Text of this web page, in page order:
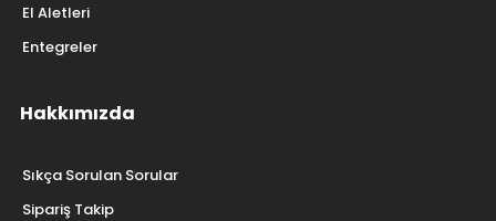
El Aletleri
Entegreler
Hakkımızda
Sıkça Sorulan Sorular
Sipariş Takip